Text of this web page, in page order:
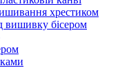
хрестиком
вишивку бісером